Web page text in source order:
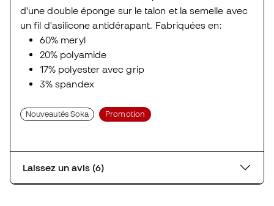
d'une double éponge sur le talon et la semelle avec
un fil d'asilicone antidérapant. Fabriquées en:
60% meryl
20% polyamide
17% polyester avec grip
3% spandex
Nouveautés Soka Promotion
Laissez un avis (6)